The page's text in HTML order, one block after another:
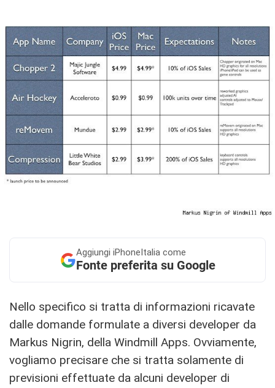
Aggiungi iPhoneItalia come
Fonte preferita su Google
Nello specifico si tratta di informazioni ricavate
dalle domande formulate a diversi developer da
Markus Nigrin, della Windmill Apps. Ovviamente,
vogliamo precisare che si tratta solamente di
previsioni effettuate da alcuni developer di